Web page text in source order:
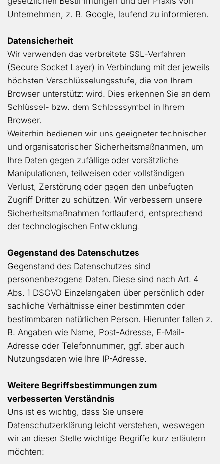
Unternehmen, z. B. Google, laufend zu informieren.
Datensicherheit
Wir verwenden das verbreitete SSL-Verfahren
(Secure Socket Layer) in Verbindung mit der jeweils
höchsten Verschlüsselungsstufe, die von Ihrem
Browser unterstützt wird. Dies erkennen Sie an dem
Schlüssel- bzw. dem Schlosssymbol in Ihrem
Browser.
Weiterhin bedienen wir uns geeigneter technischer
und organisatorischer Sicherheitsmaßnahmen, um
Ihre Daten gegen zufällige oder vorsätzliche
Manipulationen, teilweisen oder vollständigen
Verlust, Zerstörung oder gegen den unbefugten
Zugriff Dritter zu schützen. Wir verbessern unsere
Sicherheitsmaßnahmen fortlaufend, entsprechend
der technologischen Entwicklung.
Gegenstand des Datenschutzes
Gegenstand des Datenschutzes sind
personenbezogene Daten. Diese sind nach Art. 4
Abs. 1 DSGVO Einzelangaben über persönlich oder
sachliche Verhältnisse einer bestimmten oder
bestimmbaren natürlichen Person. Hierunter fallen z.
B. Angaben wie Name, Post-Adresse, E-Mail-
Adresse oder Telefonnummer, ggf. aber auch
Nutzungsdaten wie Ihre IP-Adresse.
Weitere Begriffsbestimmungen zum
verbesserten Verständnis
Uns ist es wichtig, dass Sie unsere
Datenschutzerklärung leicht verstehen, weswegen
wir an dieser Stelle wichtige Begriffe kurz erläutern
möchten: